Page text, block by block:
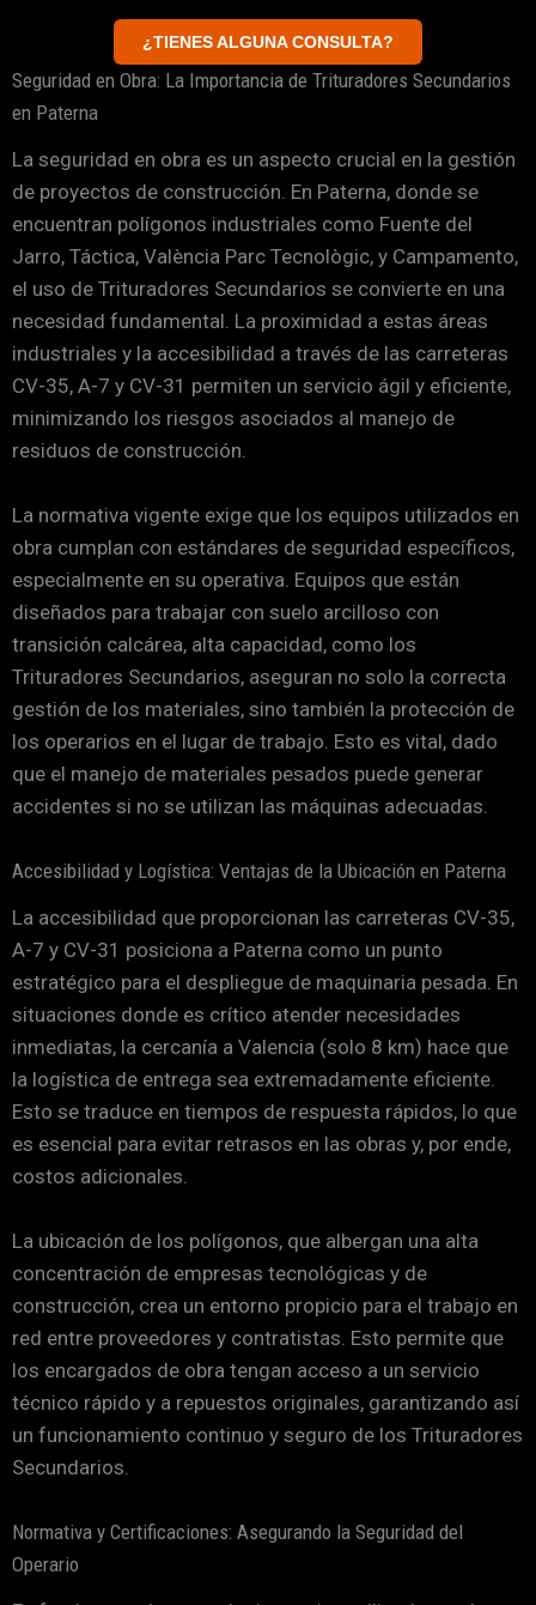
¿TIENES ALGUNA CONSULTA?
Seguridad en Obra: La Importancia de Trituradores Secundarios
en Paterna
La seguridad en obra es un aspecto crucial en la gestión
de proyectos de construcción. En Paterna, donde se
encuentran polígonos industriales como Fuente del
Jarro, Táctica, València Parc Tecnològic, y Campamento,
el uso de Trituradores Secundarios se convierte en una
necesidad fundamental. La proximidad a estas áreas
industriales y la accesibilidad a través de las carreteras
CV-35, A-7 y CV-31 permiten un servicio ágil y eficiente,
minimizando los riesgos asociados al manejo de
residuos de construcción.
La normativa vigente exige que los equipos utilizados en
obra cumplan con estándares de seguridad específicos,
especialmente en su operativa. Equipos que están
diseñados para trabajar con suelo arcilloso con
transición calcárea, alta capacidad, como los
Trituradores Secundarios, aseguran no solo la correcta
gestión de los materiales, sino también la protección de
los operarios en el lugar de trabajo. Esto es vital, dado
que el manejo de materiales pesados puede generar
accidentes si no se utilizan las máquinas adecuadas.
Accesibilidad y Logística: Ventajas de la Ubicación en Paterna
La accesibilidad que proporcionan las carreteras CV-35,
A-7 y CV-31 posiciona a Paterna como un punto
estratégico para el despliegue de maquinaria pesada. En
situaciones donde es crítico atender necesidades
inmediatas, la cercanía a Valencia (solo 8 km) hace que
la logística de entrega sea extremadamente eficiente.
Esto se traduce en tiempos de respuesta rápidos, lo que
es esencial para evitar retrasos en las obras y, por ende,
costos adicionales.
La ubicación de los polígonos, que albergan una alta
concentración de empresas tecnológicas y de
construcción, crea un entorno propicio para el trabajo en
red entre proveedores y contratistas. Esto permite que
los encargados de obra tengan acceso a un servicio
técnico rápido y a repuestos originales, garantizando así
un funcionamiento continuo y seguro de los Trituradores
Secundarios.
Normativa y Certificaciones: Asegurando la Seguridad del
Operario